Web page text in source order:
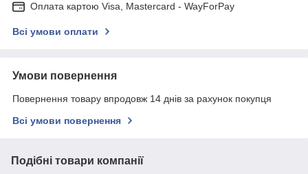
Оплата картою Visa, Mastercard - WayForPay
Всі умови оплати
Умови повернення
Повернення товару впродовж 14 днів за рахунок покупця
Всі умови повернення
Подібні товари компанії